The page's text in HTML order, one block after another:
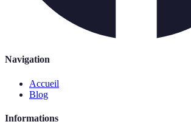
Navigation
Accueil
Blog
Informations